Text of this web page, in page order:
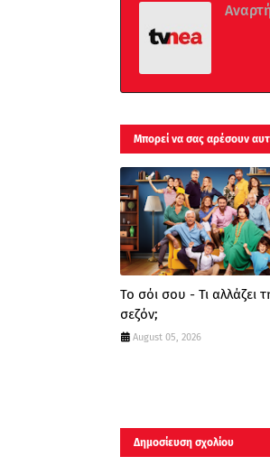
Μπορεί να σας αρέσουν
Το σόι σου - Τι αλλάζει
σεζόν;
August 05, 2026
Δημοσίευση σχολίου